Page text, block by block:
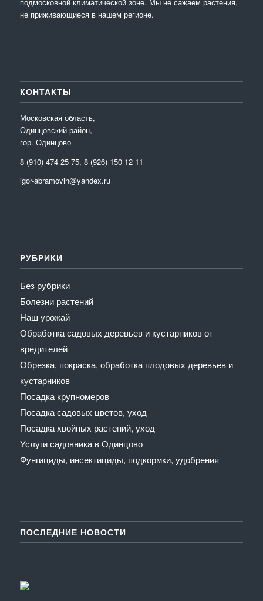
не приживающиеся в нашем регионе.
КОНТАКТЫ
Московская область,
Одинцовский район,
гор. Одинцово
8 (910) 474 25 75, 8 (926) 150 12 11
igor-abramovih@yandex.ru
РУБРИКИ
Без рубрики
Болезни растений
Наш урожай
Обработка садовых деревьев и кустарников от
вредителей
Обрезка, покраска, обработка плодовых деревьев и
кустарников
Посадка крупномеров
Посадка садовых цветов, уход
Посадка хвойных растений, уход
Услуги садовника в Одинцово
Фунгициды, инсектициды, подкормки, удобрения
ПОСЛЕДНИЕ НОВОСТИ